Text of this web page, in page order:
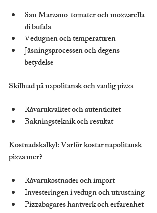
San Marzano-tomater och mozzarella
di bufala
Vedugnen och temperaturen
Jäsningsprocessen och degens
betydelse
Skillnad på napolitansk och vanlig pizza
Råvarukvalitet och autenticitet
Bakningsteknik och resultat
Kostnadskalkyl: Varför kostar napolitansk
pizza mer?
Råvarukostnader och import
Investeringen i vedugn och utrustning
Pizzabagares hantverk och erfarenhet